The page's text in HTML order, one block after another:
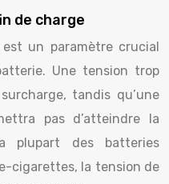
de charge
un paramètre crucial
Une tension trop
tandis qu’une
pas d’atteindre la
plupart des batteries
cigarettes, la tension de